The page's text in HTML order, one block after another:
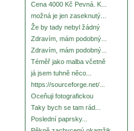
Cena 4000 Kč Pevná. K...
možná je jen zaseknutý...
Že by tady nebyl žádný
Zdravím, mám podobný...
Zdravím, mám podobný...
Téměř jako malba včetně
já jsem tuhně něco...
https://sourceforge.net/...
Oceňuji fotografickou
Taky bych se tam rád...
Poslední paprsky...